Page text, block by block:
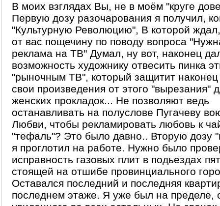
В моих взглядах Вы, не в моём "круге
Первую дозу разочарования я получил,
"Культурную Революцию", В которой
от вас пощечину по поводу вопроса
реклама на ТВ" Думал, ну вот, наконец
возможность художнику отвесить пинка
"рыночным ТВ", который защитит
свои произведения от этого "вырезания"
женских прокладок... Не позволяют ведь
останавливать на полуслове Пугачеву
Любви, чтобы рекламировать любовь к
"тефаль"? Это было давно.. Вторую дозу
я проглотил на работе. Нужно было
исправность газовых плит в подьездах
стоящей на отшибе провинциального
Оставался последний и последняя
последнем этаже. Я уже был на пределе,